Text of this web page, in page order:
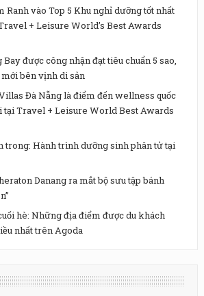
Ranh vào Top 5 Khu nghỉ dưỡng tốt nhất
+ Leisure World’s Best Awards
được công nhận đạt tiêu chuẩn 5 sao,
bên vịnh di sản
Đà Nẵng là điểm đến wellness quốc
tại Travel + Leisure World Best Awards
trong: Hành trình dưỡng sinh phân tử tại
Danang ra mắt bộ sưu tập bánh
hè: Những địa điểm được du khách
nhất trên Agoda